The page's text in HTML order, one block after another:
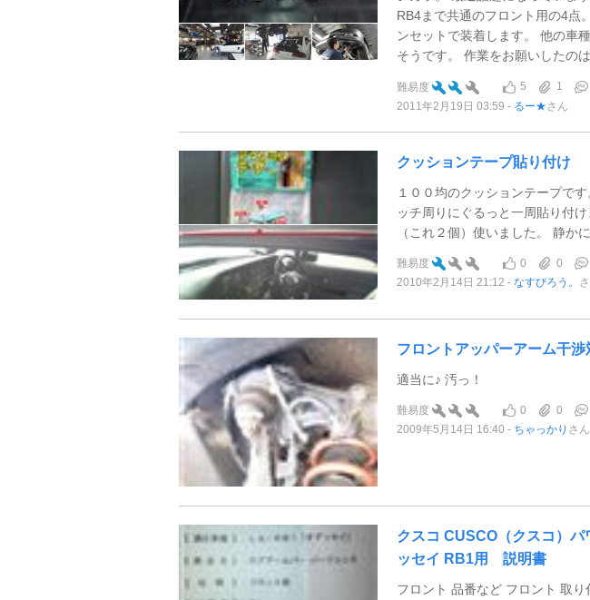
RB4まで共通のフロント用の4点
ンセットで装着します。 他の車
そうです。 作業をお願いしたの
難易度 5 1
2011年2月19日 03:59
るー★さん
クッションテープ貼り付け
１００均のクッションテープで
ッチ周りにぐるっと一周貼り付
（これ２個）使いました。 静か
難易度 0 0
2010年2月14日 21:12
なすびろう。
フロントアッパーアーム干渉
適当に♪ 汚っ！
難易度 0 0
2009年5月14日 16:40
ちゃっかり さん
クスコ CUSCO（クスコ）
ッセイ RB1用 説明書
フロント 品番など フロント 取